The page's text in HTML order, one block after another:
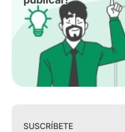
SUSCRÍBETE